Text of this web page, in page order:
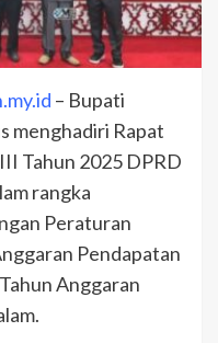
– Bupati
menghadiri Rapat
Tahun 2025 DPRD
rangka
Peraturan
Pendapatan
Anggaran